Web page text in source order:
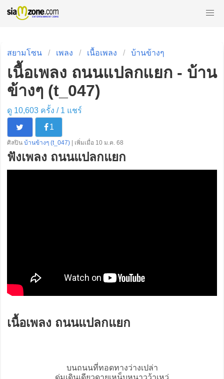
สยามโซน เพลง เนื้อเพลง บ้านข้างๆ
เนื้อเพลง ถนนแปลกแยก - บ้าน
ข้างๆ (t_047)
ดู 10,603 ครั้ง / 1 แชร์
1
ศิลปิน บ้านข้างๆ (t_047) | เพิ่มเมื่อ 10 ม.ค. 68
ฟังเพลง ถนนแปลกแยก
เนื้อเพลง ถนนแปลกแยก
บนถนนที่ทอดทางว่างเปล่า